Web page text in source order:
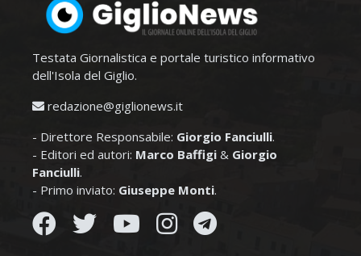
Testata Giornalistica e portale turistico informativo
dell'Isola del Giglio.
redazione@giglionews.it
- Direttore Responsabile: Giorgio Fanciulli.
- Editori ed autori: Marco Baffigi & Giorgio
Fanciulli.
- Primo inviato: Giuseppe Monti.